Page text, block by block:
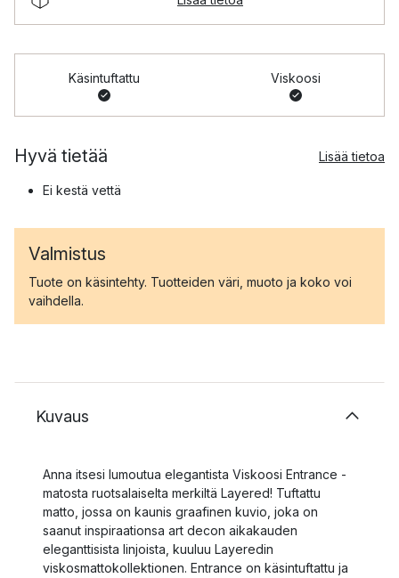
Käsintuftattu Viskoosi
Hyvä tietää Lisää tietoa
Ei kestä vettä
Valmistus
Tuote on käsintehty. Tuotteiden väri, muoto ja koko voi
vaihdella.
Kuvaus
Anna itsesi lumoutua elegantista Viskoosi Entrance -
matosta ruotsalaiselta merkiltä Layered! Tuftattu
matto, jossa on kaunis graafinen kuvio, joka on
saanut inspiraationsa art decon aikakauden
eleganttisista linjoista, kuuluu Layeredin
viskosmattokollektionen. Entrance on käsintuftattu ja